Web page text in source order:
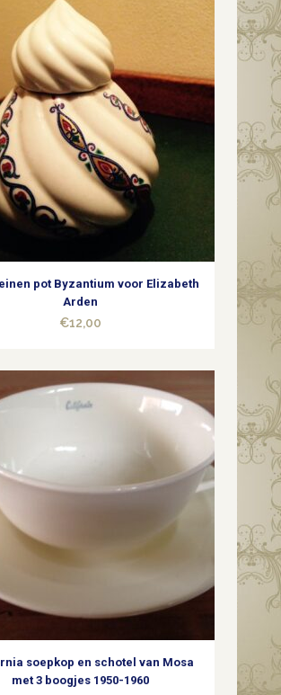
pot Byzantium voor Elizabeth
Arden
€12,00
soepkop en schotel van Mosa
met 3 boogjes 1950-1960